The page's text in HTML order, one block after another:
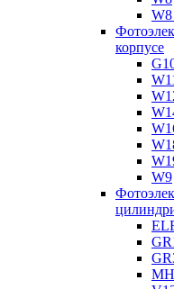
корпусе
W9